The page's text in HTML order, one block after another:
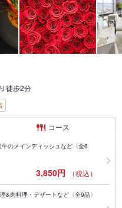
徒歩2分
コース
のメインディッシュなど〈全6
3,850円 （税込）
&肉料理・デザートなど〈全9品〉